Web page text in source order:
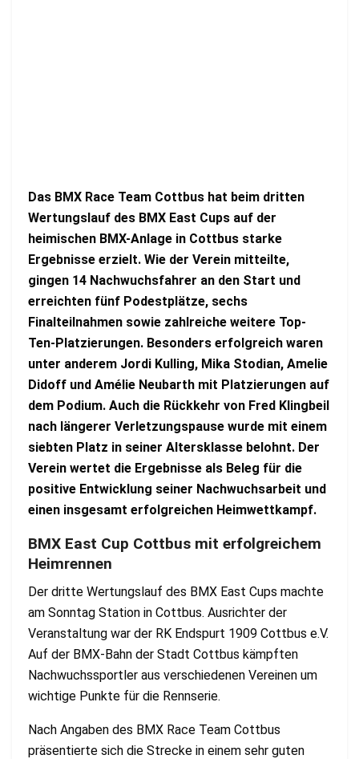
Das BMX Race Team Cottbus hat beim dritten
Wertungslauf des BMX East Cups auf der
heimischen BMX-Anlage in Cottbus starke
Ergebnisse erzielt. Wie der Verein mitteilte,
gingen 14 Nachwuchsfahrer an den Start und
erreichten fünf Podestplätze, sechs
Finalteilnahmen sowie zahlreiche weitere Top-
Ten-Platzierungen. Besonders erfolgreich waren
unter anderem Jordi Kulling, Mika Stodian, Amelie
Didoff und Amélie Neubarth mit Platzierungen auf
dem Podium. Auch die Rückkehr von Fred Klingbeil
nach längerer Verletzungspause wurde mit einem
siebten Platz in seiner Altersklasse belohnt. Der
Verein wertet die Ergebnisse als Beleg für die
positive Entwicklung seiner Nachwuchsarbeit und
einen insgesamt erfolgreichen Heimwettkampf.
BMX East Cup Cottbus mit erfolgreichem
Heimrennen
Der dritte Wertungslauf des BMX East Cups machte
am Sonntag Station in Cottbus. Ausrichter der
Veranstaltung war der RK Endspurt 1909 Cottbus e.V.
Auf der BMX-Bahn der Stadt Cottbus kämpften
Nachwuchssportler aus verschiedenen Vereinen um
wichtige Punkte für die Rennserie.
Nach Angaben des BMX Race Team Cottbus
präsentierte sich die Strecke in einem sehr guten